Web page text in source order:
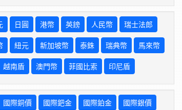
日圓 港幣 英鎊 人民幣 瑞士法郎
紐元 新加坡幣 泰銖 瑞典幣 馬來幣
越南盾 澳門幣 菲國比索 印尼盾
國際銅價 國際鈀金 國際鉑金 國際銀價